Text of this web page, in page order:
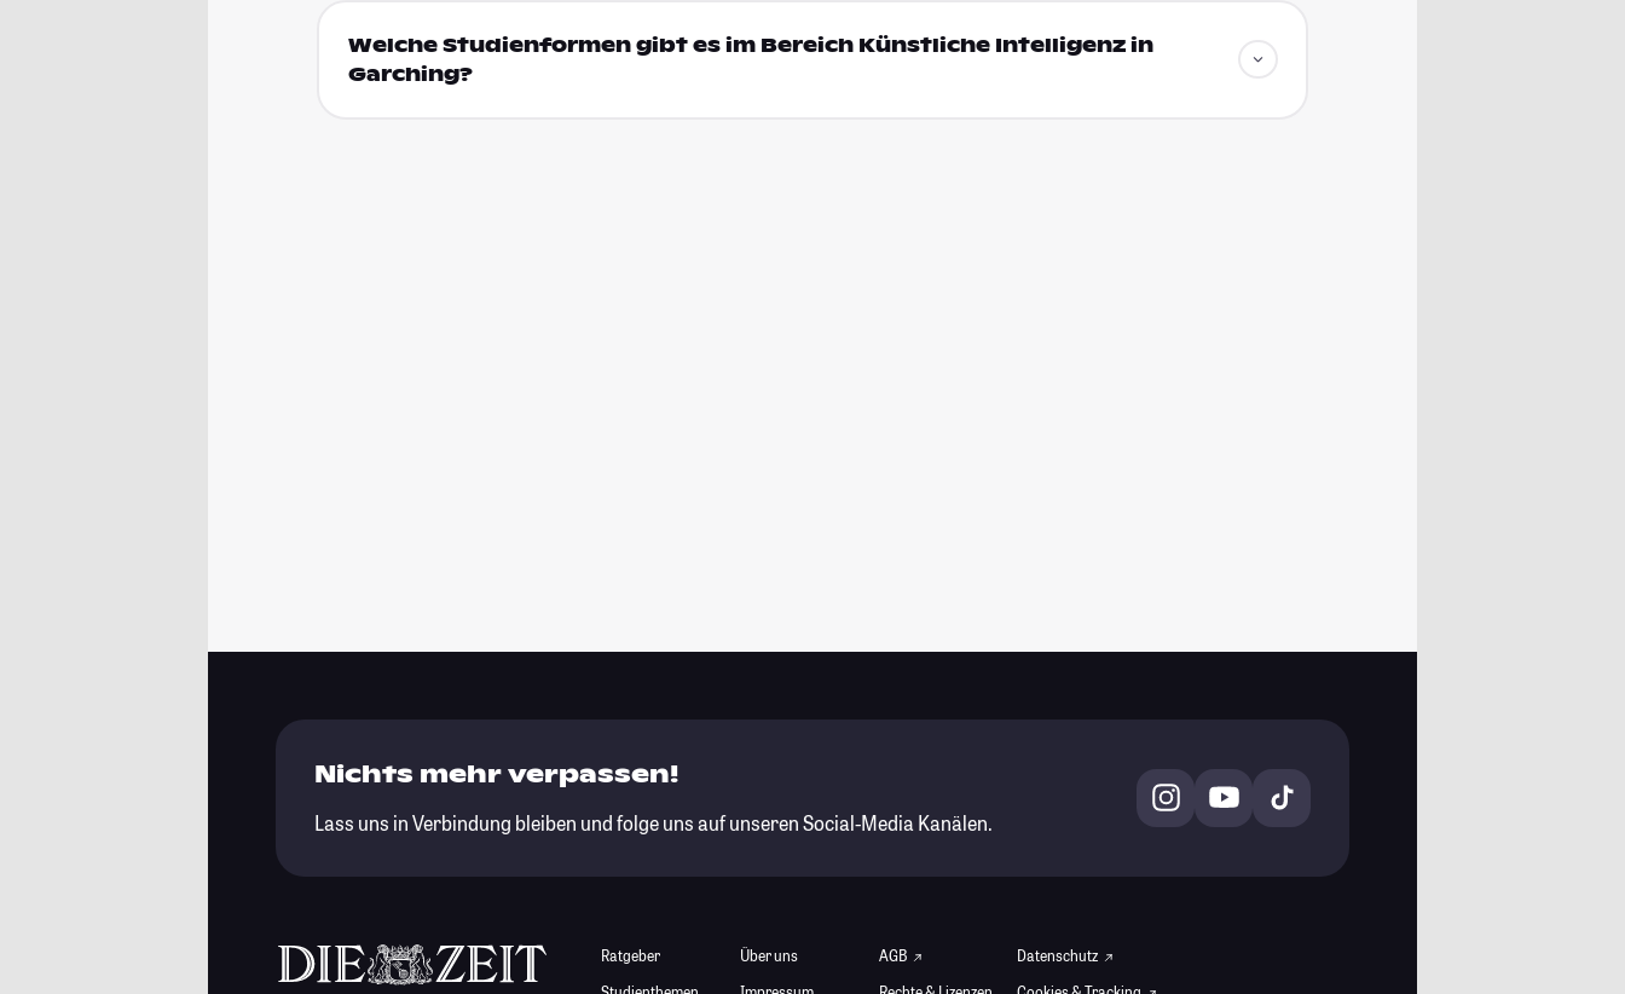
Welche Studienformen gibt es im Bereich Künstliche Intelligenz in
Garching?
Nichts mehr verpassen!
Lass uns in Verbindung bleiben und folge uns auf unseren Social-Media Kanälen.
Ratgeber
Über uns
AGB
Datenschutz